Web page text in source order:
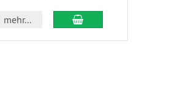
mehr...